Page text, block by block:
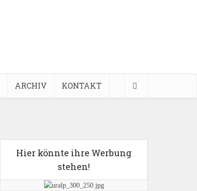
ARCHIV KONTAKT
Hier könnte ihre Werbung
stehen!